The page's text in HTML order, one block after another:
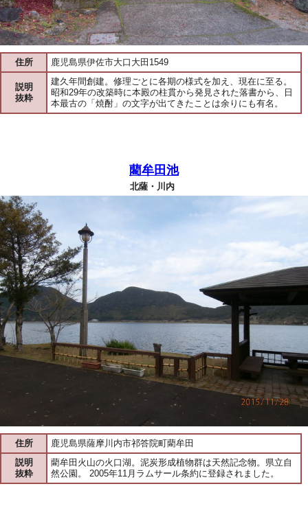
住所 鹿児島県伊佐市大口大田1549
説明
抜粋
建久年間創建。修理ごとに各期の様式を加え、現在に至る。
昭和29年の改築時に本殿の柱貫から発見された落書から、日
本最古の「焼酎」の文字が出てきたことは余りにも有名。
藺牟田池
北薩・川内
住所
鹿児島県薩摩川内市祁答院町藺牟田
説明
抜粋
藺牟田火山の火口湖。泥炭形成植物群は天然記念物。県立自
然公園。 2005年11月ラムサール条約に登録されました。